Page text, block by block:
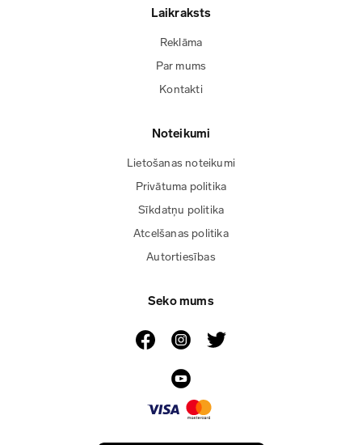
Laikraksts
Reklāma
Par mums
Kontakti
Noteikumi
Lietošanas noteikumi
Privātuma politika
Sīkdatņu politika
Atcelšanas politika
Autortiesības
Seko mums